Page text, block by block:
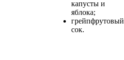
капусты и
яблока;
грейпфрутовый
сок.